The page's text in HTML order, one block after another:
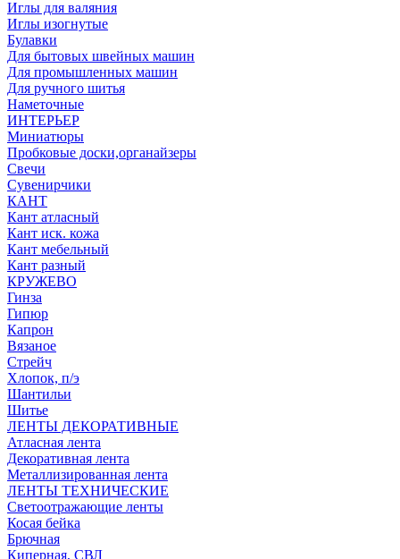
Иглы для валяния
Иглы изогнутые
Булавки
Для бытовых швейных машин
Для промышленных машин
Для ручного шитья
Наметочные
ИНТЕРЬЕР
Миниатюры
Пробковые доски,органайзеры
Свечи
Сувенирчики
КАНТ
Кант атласный
Кант иск. кожа
Кант мебельный
Кант разный
КРУЖЕВО
Гинза
Гипюр
Капрон
Вязаное
Стрейч
Хлопок, п/э
Шантильи
Шитье
ЛЕНТЫ ДЕКОРАТИВНЫЕ
Атласная лента
Декоративная лента
Металлизированная лента
ЛЕНТЫ ТЕХНИЧЕСКИЕ
Светоотражающие ленты
Косая бейка
Брючная
Киперная, СВЛ